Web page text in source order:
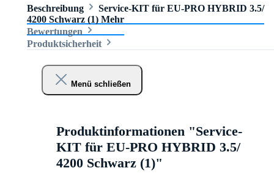
Beschreibung
Service-KIT für EU-PRO HYBRID 3.5/
4200 Schwarz (1) Mehr
Bewertungen
Produktsicherheit
Menü schließen
Produktinformationen "Service-
KIT für EU-PRO HYBRID 3.5/
4200 Schwarz (1)"